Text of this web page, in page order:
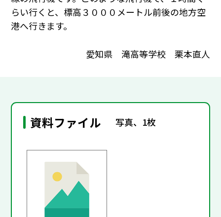
らい行くと、標高３０００メートル前後の地方空
港へ行きます。
愛知県 滝高等学校 栗本直人
資料ファイル 写真、1枚